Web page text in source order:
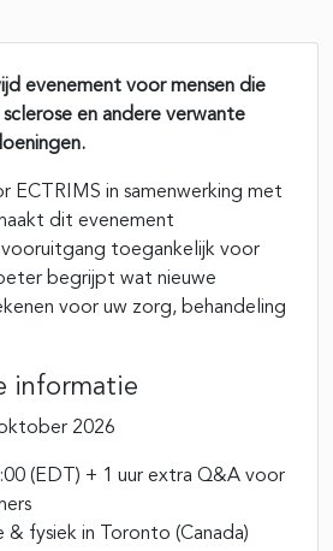
evenement voor mensen die
en andere verwante
ECTRIMS in samenwerking met
dit evenement
toegankelijk voor
begrijpt wat nieuwe
voor uw zorg, behandeling
informatie
2026
(EDT) + 1 uur extra Q&A voor
& fysiek in Toronto (Canada)